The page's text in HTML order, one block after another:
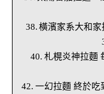
橫濱家系大和家
札榥炎神拉麵
一幻拉麵 終於吃